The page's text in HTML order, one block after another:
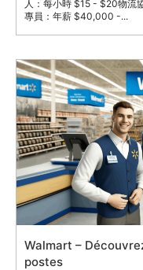
人：每小時 $15 - $20物
專員：年薪 $40,000 -...
Walmart –
postes